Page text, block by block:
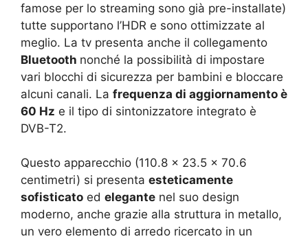
famose per lo streaming sono già pre-installate)
tutte supportano l’HDR e sono ottimizzate al
meglio. La tv presenta anche il collegamento
Bluetooth nonché la possibilità di impostare
vari blocchi di sicurezza per bambini e bloccare
alcuni canali. La frequenza di aggiornamento è
60 Hz e il tipo di sintonizzatore integrato è
DVB-T2.
Questo apparecchio (110.8 x 23.5 x 70.6
centimetri) si presenta esteticamente
sofisticato ed elegante nel suo design
moderno, anche grazie alla struttura in metallo,
un vero elemento di arredo ricercato in un